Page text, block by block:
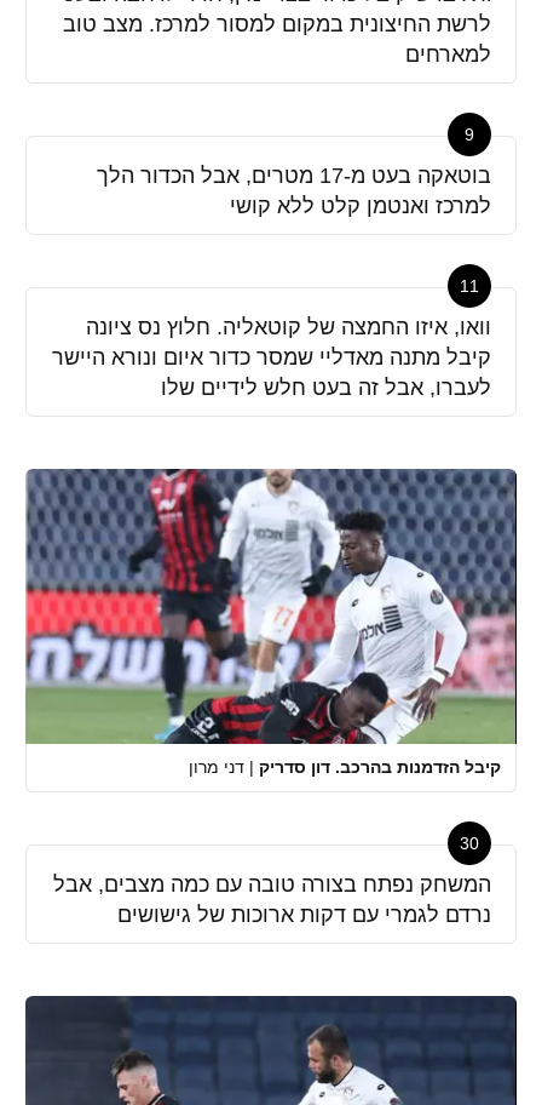
לרשת החיצונית במקום למסור למרכז. מצב טוב
למארחים
9
בוטאקה בעט מ-17 מטרים, אבל הכדור הלך
למרכז ואנטמן קלט ללא קושי
11
וואו, איזו החמצה של קוטאליה. חלוץ נס ציונה
קיבל מתנה מאדליי שמסר כדור איום ונורא היישר
לעברו, אבל זה בעט חלש לידיים שלו
קיבל הזדמנות בהרכב. דון סדריק | דני מרון
30
המשחק נפתח בצורה טובה עם כמה מצבים, אבל
נרדם לגמרי עם דקות ארוכות של גישושים